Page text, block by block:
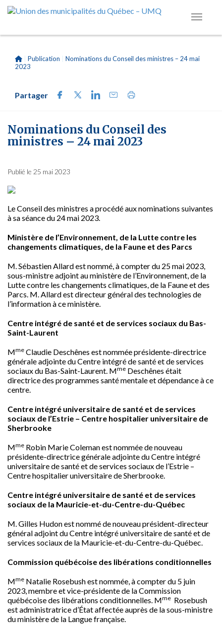
Publication
Nominations du Conseil des ministres – 24 mai
2023
Partager
Nominations du Conseil des
ministres – 24 mai 2023
Publié le 25 mai 2023
Le Conseildes ministres a procédé aux nominations suivantes
à sa séance du 24 mai 2023.
Ministère de l’Environnement, de la Lutte contre les
changements climatiques, de la Faune et des Parcs
M. Sébastien Allard est nommé, à compter du 25 mai 2023,
sous-ministre adjoint au ministère de l’Environnement, de la
Lutte contre les changements climatiques, de la Faune et des
Parcs. M. Allard est directeur général des technologies de
l’information à ce ministère.
Centre intégré de santé et de services sociaux du Bas-
Saint-Laurent
Mme Claudie Deschênes est nommée présidente-directrice
générale adjointe du Centre intégré de santé et de services
sociaux du Bas-Saint-Laurent. Mme Deschênes était
directrice des programmes santé mentale et dépendance à ce
centre.
Centre intégré universitaire de santé et de services
sociaux de l’Estrie – Centre hospitalier universitaire de
Sherbrooke
Mme Robin Marie Colemanest nommée de nouveau
présidente-directrice générale adjointe du Centre intégré
universitaire de santé et de services sociaux de l’Estrie –
Centre hospitalier universitaire deSherbrooke.
Centre intégré universitaire de santé et de services
sociaux de la Mauricie-et-du-Centre-du-Québec
M.Gilles Hudonest nommé de nouveau président-directeur
général adjoint du Centre intégré universitaire de santé et de
services sociaux de la Mauricie-et-du-Centre-du-Québec.
Commission québécoise des libérations conditionnelles
Mme Natalie Rosebushest nommée, à compter du 5 juin
2023, membre et vice-présidente de la Commission
québécoise des libérations conditionnelles. Mme Rosebush
est administratrice d’État affectée auprès de la sous-ministre
du ministère de la Langue française.